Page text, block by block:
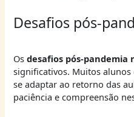
Desafios pós-
Osdesafios pós-pandemia
significativos. Muitos
se adaptar ao retorno das
paciência e compreensão